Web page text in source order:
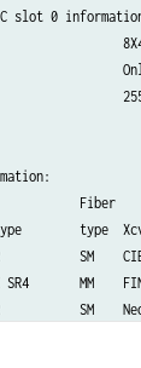
slot 0
Fiber
type
SM
SR4       MM
SM